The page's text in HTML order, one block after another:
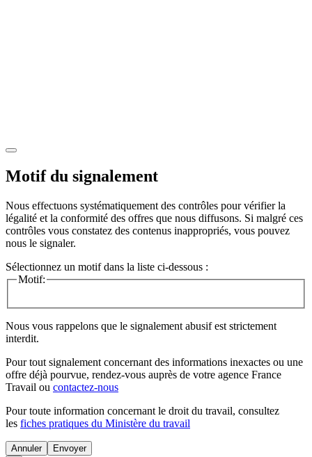
Motif du signalement
Nous effectuons systématiquement des contrôles pour vérifier la
légalité et la conformité des offres que nous diffusons. Si malgré ces
contrôles vous constatez des contenus inappropriés, vous pouvez
nous le signaler.
Sélectionnez un motif dans la liste ci-dessous :
Motif:
Nous vous rappelons que le signalement abusif est strictement
interdit.
Pour tout signalement concernant des informations inexactes ou une
offre déjà pourvue, rendez-vous auprès de votre agence France
Travail ou contactez-nous
Pour toute information concernant le droit du travail, consultez
les fiches pratiques du Ministère du travail
Annuler